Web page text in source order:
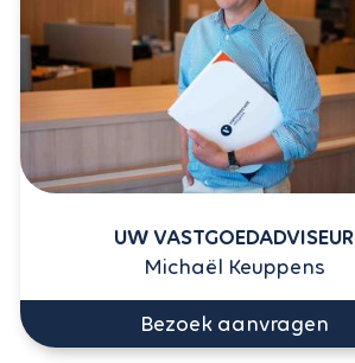
UW VASTGOEDADVISEUR
Michaël Keuppens
Bezoek aanvragen